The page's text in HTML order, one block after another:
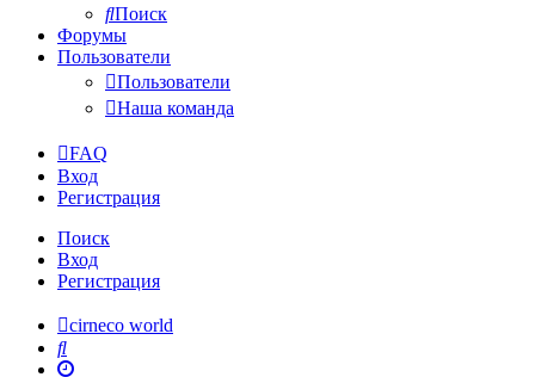
Поиск
Форумы
Пользователи
Пользователи
Наша команда
FAQ
Вход
Регистрация
Поиск
Вход
Регистрация
cirneco world
Поиск